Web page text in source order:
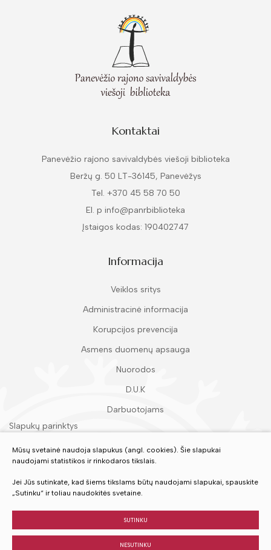
Kontaktai
Panevėžio rajono savivaldybės viešoji biblioteka
Beržų g. 50 LT-36145, Panevėžys
Tel. +370 45 58 70 50
El. p info@panrbiblioteka
Įstaigos kodas: 190402747
Informacija
Veiklos sritys
Administracinė informacija
Korupcijos prevencija
Asmens duomenų apsauga
Nuorodos
D.U.K
Darbuotojams
Slapukų parinktys
Įvertinkite mūsų paslaugas
Mūsų svetainė naudoja slapukus (angl. cookies). Šie slapukai
naudojami statistikos ir rinkodaros tikslais.
Jei Jūs sutinkate, kad šiems tikslams būtų naudojami slapukai, spauskite
„Sutinku“ ir toliau naudokitės svetaine.
SUTINKU
NESUTINKU